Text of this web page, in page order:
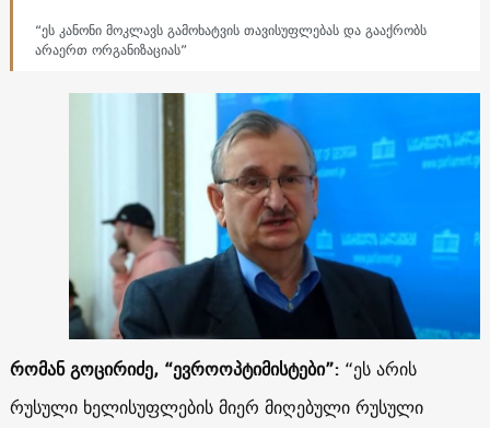
“ეს კანონი მოკლავს გამოხატვის თავისუფლებას და გააქრობს
არაერთ ორგანიზაციას”
რომან გოცირიძე, “ევროოპტიმისტები”: “ეს არის
რუსული ხელისუფლების მიერ მიღებული რუსული